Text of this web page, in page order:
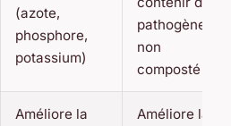
(azote,
phosphore,
potassium)
pathogènes si
non
composté
Améliore la
Améliore la